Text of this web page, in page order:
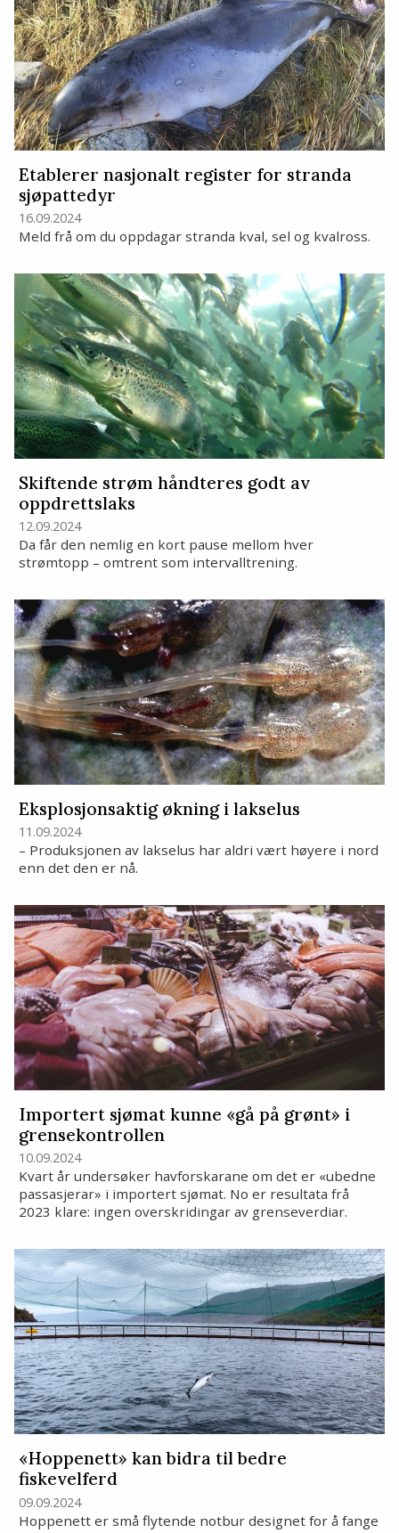
Etablerer nasjonalt register for stranda
sjøpattedyr
16.09.2024
Meld frå om du oppdagar stranda kval, sel og kvalross.
Skiftende strøm håndteres godt av
oppdrettslaks
12.09.2024
Da får den nemlig en kort pause mellom hver
strømtopp – omtrent som intervalltrening.
Eksplosjonsaktig økning i lakselus
11.09.2024
– Produksjonen av lakselus har aldri vært høyere i nord
enn det den er nå.
Importert sjømat kunne «gå på grønt» i
grensekontrollen
10.09.2024
Kvart år undersøker havforskarane om det er «ubedne
passasjerar» i importert sjømat. No er resultata frå
2023 klare: ingen overskridingar av grenseverdiar.
«Hoppenett» kan bidra til bedre
fiskevelferd
09.09.2024
Hoppenett er små flytende notbur designet for å fange